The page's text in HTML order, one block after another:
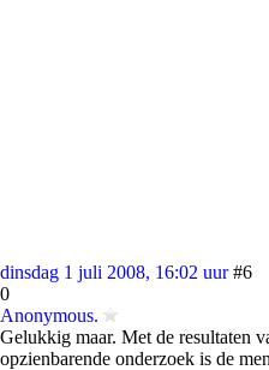
dinsdag 1 juli 2008, 16:02 uur #6
0
Anonymous.
Gelukkig maar. Met de resultaten
opzienbarende onderzoek is de